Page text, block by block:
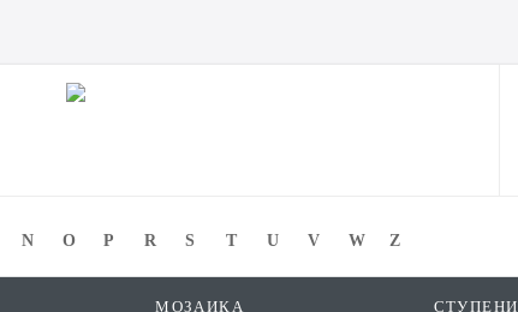
N O P R S T U V W Z
МОЗАИКА СТУПЕНИ